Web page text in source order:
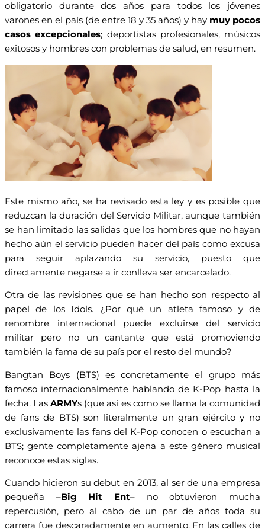
obligatorio durante dos años para todos los jóvenes
varones en el país (de entre 18 y 35 años) y hay muy pocos
casos excepcionales; deportistas profesionales, músicos
exitosos y hombres con problemas de salud, en resumen.
Este mismo año, se ha revisado esta ley y es posible que
reduzcan la duración del Servicio Militar, aunque también
se han limitado las salidas que los hombres que no hayan
hecho aún el servicio pueden hacer del país como excusa
para seguir aplazando su servicio, puesto que
directamente negarse a ir conlleva ser encarcelado.
Otra de las revisiones que se han hecho son respecto al
papel de los Idols. ¿Por qué un atleta famoso y de
renombre internacional puede excluirse del servicio
militar pero no un cantante que está promoviendo
también la fama de su país por el resto del mundo?
Bangtan Boys (BTS) es concretamente el grupo más
famoso internacionalmente hablando de K-Pop hasta la
fecha. LasARMYs (que así es como se llama la comunidad
de fans de BTS) son literalmente un gran ejército y no
exclusivamente las fans del K-Pop conocen o escuchan a
BTS; gente completamente ajena a este género musical
reconoce estas siglas.
Cuando hicieron su debut en 2013, al ser de una empresa
pequeña –Big Hit Ent– no obtuvieron mucha
repercusión, pero al cabo de un par de años toda su
carrera fue descaradamente en aumento. En las calles de